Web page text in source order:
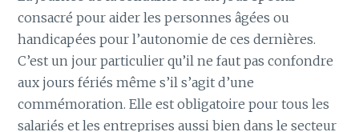
consacré pour aider les personnes âgées ou
handicapées pour l’autonomie de ces dernières.
C’est un jour particulier qu’il ne faut pas confondre
aux jours fériés même s’il s’agit d’une
commémoration. Elle est obligatoire pour tous les
salariés et les entreprises aussi bien dans le secteur